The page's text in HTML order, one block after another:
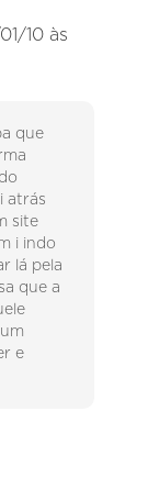
10 às
que
atrás
site
i indo
lá pela
que a
e